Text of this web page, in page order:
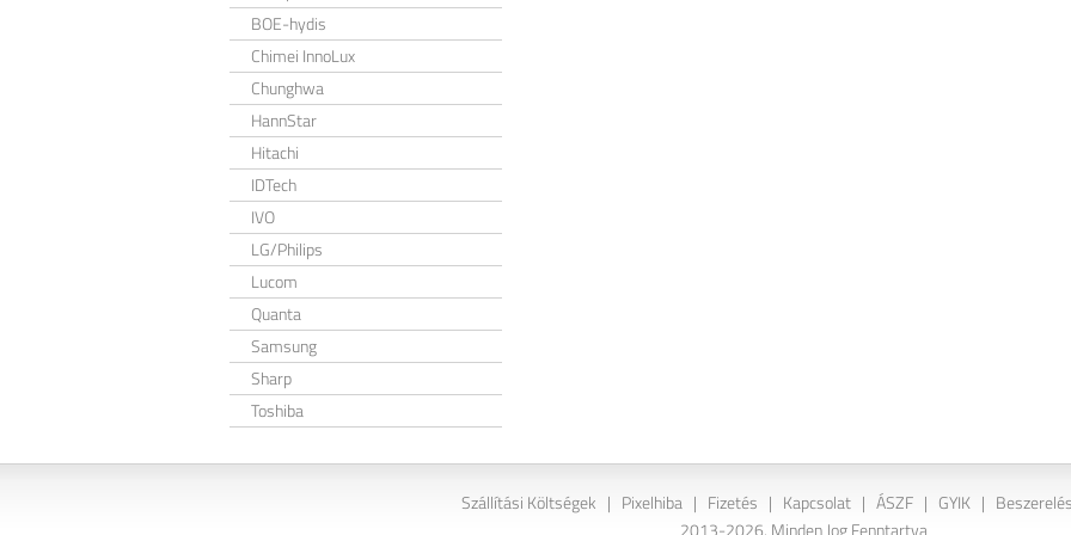
BOE-hydis
Chimei InnoLux
Chunghwa
HannStar
Hitachi
IDTech
IVO
LG/Philips
Lucom
Quanta
Samsung
Sharp
Toshiba
Szállítási Költségek | Pixelhiba | Fizetés | Kapcsolat | ÁSZF | GYIK |
2013-2026. Minden Jog Fenntartva